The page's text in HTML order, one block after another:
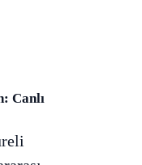
Canlı